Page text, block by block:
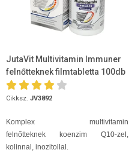
JutaVit Multivitamin Immuner
felnőtteknek filmtabletta 100db
Cikksz. JV3892
Komplex multivitamin
felnőtteknek koenzim Q10-zel,
kolinnal, inozitollal.